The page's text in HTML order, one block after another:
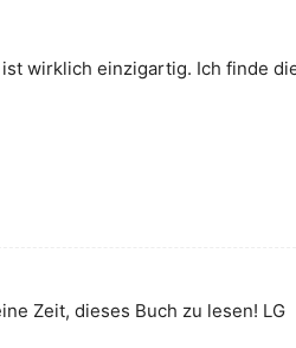
wirklich einzigartig. Ich finde
Zeit, dieses Buch zu lesen! LG